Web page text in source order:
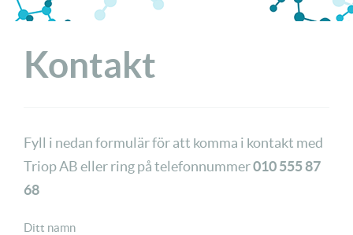
Kontakt
Fyll i nedan formulär för att komma i kontakt med
Triop AB eller ring på telefonnummer010 555 87
68
Ditt namn